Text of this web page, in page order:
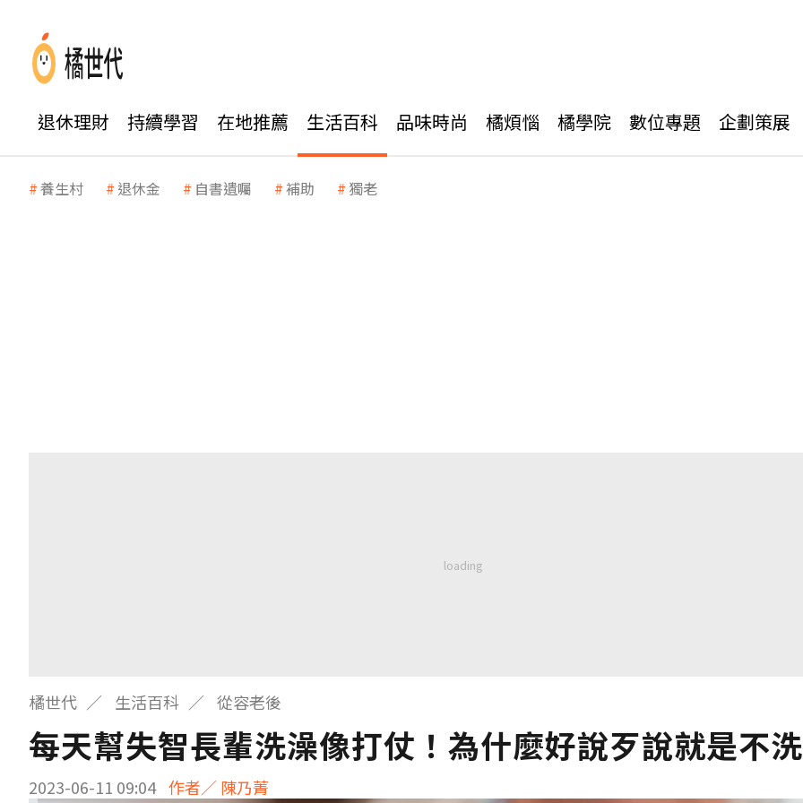
退休理財 持續學習 在地推薦 生活百科 品味時尚 橘煩惱 橘學院 數位專題 企劃策展
養生村 退休金 自書遺囑 補助 獨老
橘世代 生活百科 從容老後
每天幫失智長輩洗澡像打仗！為什麼好說歹說就是不
2023-06-11 09:04 作者／ 陳乃菁